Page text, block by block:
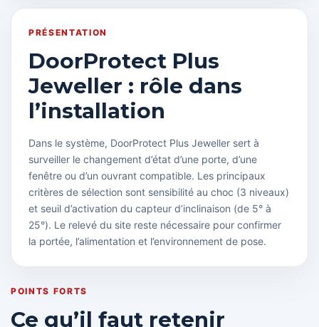
PRÉSENTATION
DoorProtect Plus
Jeweller : rôle dans
l’installation
Dans le système, DoorProtect Plus Jeweller sert à
surveiller le changement d’état d’une porte, d’une
fenêtre ou d’un ouvrant compatible. Les principaux
critères de sélection sont sensibilité au choc (3 niveaux)
et seuil d’activation du capteur d’inclinaison (de 5° à
25°). Le relevé du site reste nécessaire pour confirmer
la portée, l’alimentation et l’environnement de pose.
POINTS FORTS
Ce qu’il faut retenir